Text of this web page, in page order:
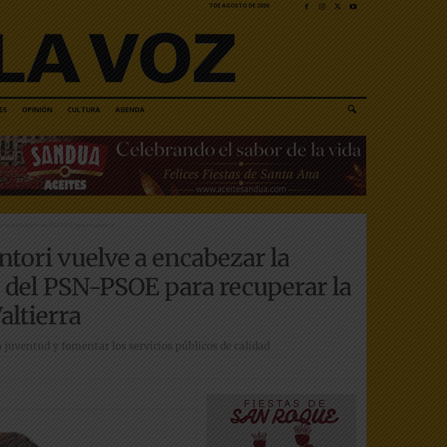
7 DE AGOSTO DE 2026
OPINIÓN CULTURA AGENDA
la candidatura del PSN-PSOE para recuperar la...
vuelve a encabezar la
PSN-PSOE para recuperar la
juventud y fomentar los servicios públicos de calidad